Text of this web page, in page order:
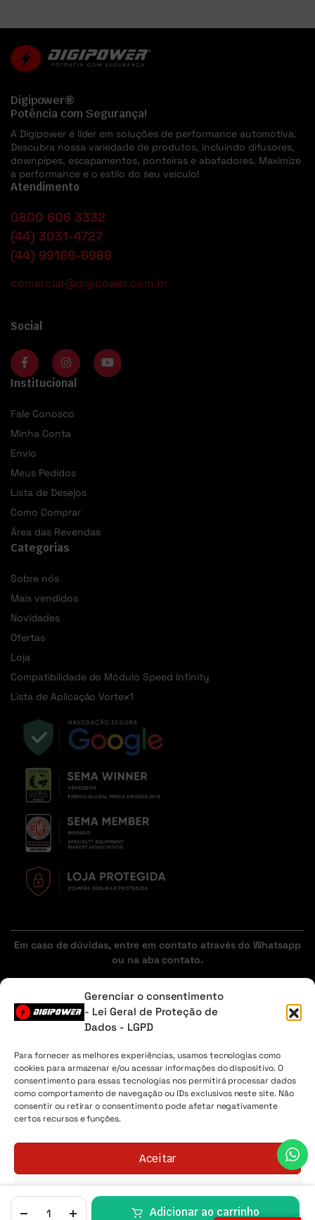
Gerenciar o consentimento
- Lei Geral de Proteção de
Dados - LGPD
Para fornecer as melhores experiências, usamos tecnologias como
cookies para armazenar e/ou acessar informações do dispositivo. O
consentimento para essas tecnologias nos permitirá processar dados
como comportamento de navegação ou IDs exclusivos neste site. Não
consentir ou retirar o consentimento pode afetar negativamente
certos recursos e funções.
Aceitar
Negar
Adicionar ao carrinho
Digipower®
Potência com Segurança!
A Digipower é líder em soluções de performance automotiva.
Descubra nossa variedade de produtos, incluindo difusores,
downpipes, escapamentos, ponteiras e abafadores. Maximize
a performance e o estilo do seu veículo!
Atendimento
0800 606 3332
(44) 3031-4727
(44) 99169-6986
comercial@digipower.com.br
Social
Institucional
Fale Conosco
Minha Conta
Envio
Meus Pedidos
Lista de Desejos
Como Comprar
Área das Revendas
Categorias
Sobre nós
Mais vendidos
Novidades
Ofertas
Loja
Compatibilidade do Módulo Speed Infinity
Lista de Aplicação Vortex1
Em caso de dúvidas, entre em contato através do Whatsapp
ou na aba contato.
Sobre Nós Minha Conta Envio Lista de desejos
04.225.147/0001-30